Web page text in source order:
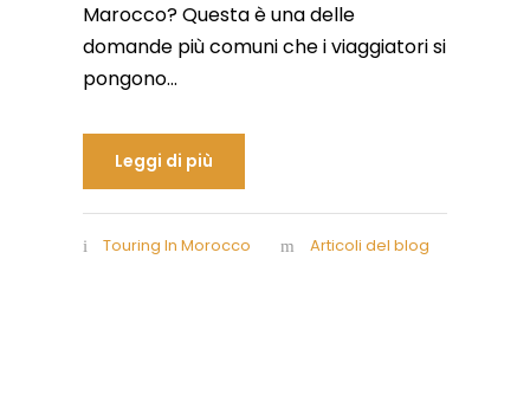
Marocco? Questa è una delle
domande più comuni che i viaggiatori si
pongono...
Leggi di più
Touring In Morocco Articoli del blog